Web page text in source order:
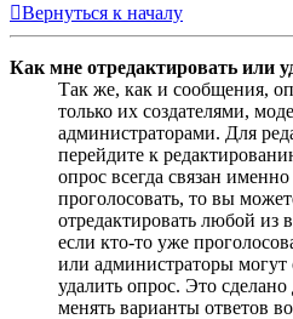
Вернуться к началу
Как мне отредактировать или
Так же, как и сообщения,
только их создателями,
администраторами. Для
перейдите к
опрос всегда связан
проголосовать, то вы
отредактировать любой из
если кто-то уже
или администраторы могут
удалить опрос. Это
менять варианты ответов